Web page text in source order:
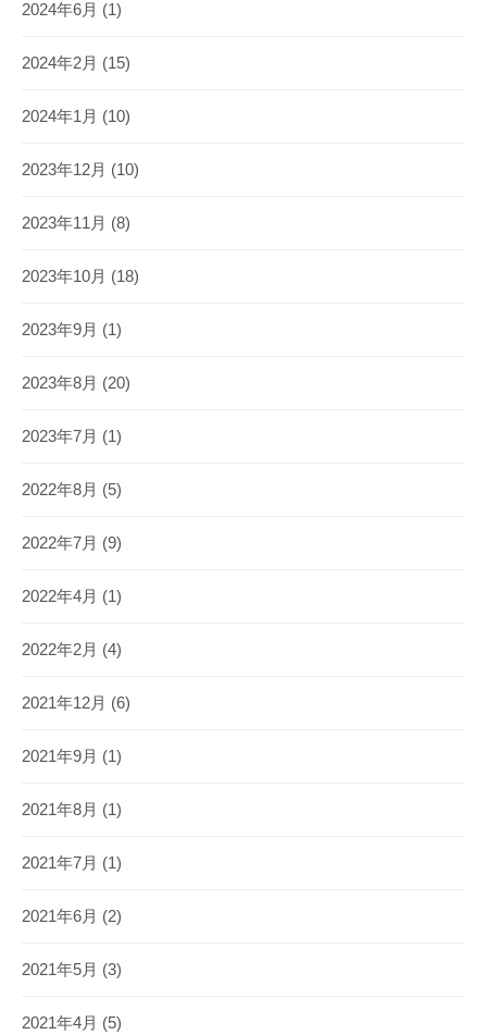
2024年6月 (1)
2024年2月 (15)
2024年1月 (10)
2023年12月 (10)
2023年11月 (8)
2023年10月 (18)
2023年9月 (1)
2023年8月 (20)
2023年7月 (1)
2022年8月 (5)
2022年7月 (9)
2022年4月 (1)
2022年2月 (4)
2021年12月 (6)
2021年9月 (1)
2021年8月 (1)
2021年7月 (1)
2021年6月 (2)
2021年5月 (3)
2021年4月 (5)